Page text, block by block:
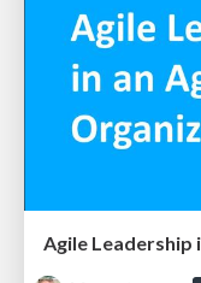
Agile Leadership